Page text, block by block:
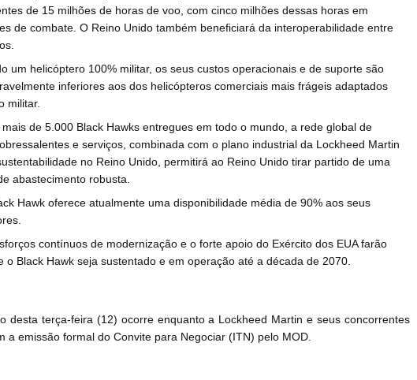
de 15 milhões de horas de voo, com cinco milhões dessas horas em
de combate. O Reino Unido também beneficiará da interoperabilidade entre
um helicóptero 100% militar, os seus custos operacionais e de suporte são
inferiores aos dos helicópteros comerciais mais frágeis adaptados
militar.
mais de 5.000 Black Hawks entregues em todo o mundo, a rede global de
e serviços, combinada com o plano industrial da Lockheed Martin
no Reino Unido, permitirá ao Reino Unido tirar partido de uma
abastecimento robusta.
Hawk oferece atualmente uma disponibilidade média de 90% aos seus
contínuos de modernização e o forte apoio do Exército dos EUA farão
o Black Hawk seja sustentado e em operação até a década de 2070.
desta terça-feira (12) ocorre enquanto a Lockheed Martin e seus concorrentes
a emissão formal do Convite para Negociar (ITN) pelo MOD.